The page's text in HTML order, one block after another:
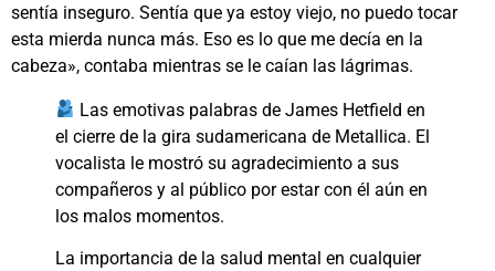
sentía inseguro. Sentía que ya estoy viejo, no puedo tocar
esta mierda nunca más. Eso es lo que me decía en la
cabeza», contaba mientras se le caían las lágrimas.
Las emotivas palabras de James Hetfield en
el cierre de la gira sudamericana de Metallica. El
vocalista le mostró su agradecimiento a sus
compañeros y al público por estar con él aún en
los malos momentos.
La importancia de la salud mental en cualquier